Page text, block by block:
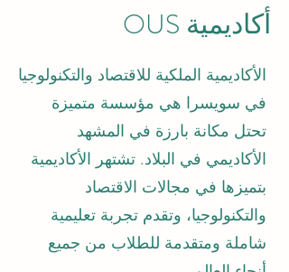
أكاديمية OUS
الأكاديمية الملكية للاقتصاد والتكنولوجيا
في سويسرا هي مؤسسة متميزة
تحتل مكانة بارزة في المشهد
الأكاديمي في البلاد. تشتهر الأكاديمية
بتميزها في مجالات الاقتصاد
والتكنولوجيا، وتقدم تجربة تعليمية
شاملة ومتقدمة للطلاب من جميع